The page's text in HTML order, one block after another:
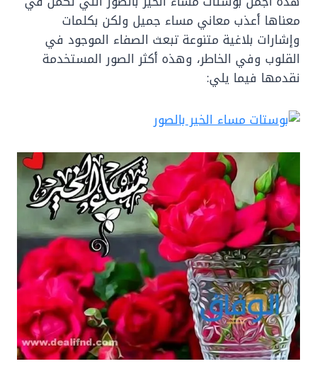
معناها أعذب معاني مساء جميل ولكن بكلمات
وإشارات بلاغية متنوعة تبعث الصفاء الموجود في
القلوب وفي الخاطر، وهذه أكثر الصور المستخدمة
نقدمها فيما يلي: